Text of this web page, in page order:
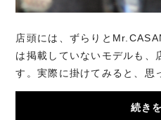
店頭には、ずらりと
は掲載していないモデルも、
す。実際に掛けてみると、思
多いので、ぜひゆっくり見
続き